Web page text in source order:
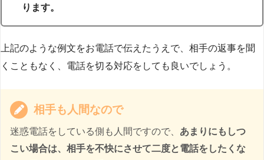
ります。
上記のような例文をお電話で伝えたうえで、相手の返事を聞
くこともなく、電話を切る対応をしても良いでしょう。
相手も人間なので
迷惑電話をしている側も人間ですので、 あまりにもしつ
こい場合は、相手を不快にさせて二度と電話をしたくな